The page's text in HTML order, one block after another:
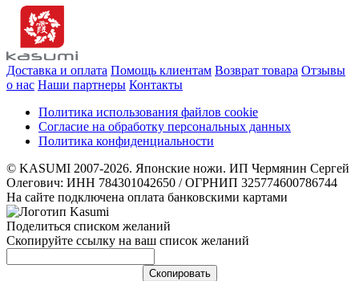
Доставка и оплата Помощь клиентам Возврат товара Отзывы
о нас Наши партнеры Контакты
Политика использования файлов cookie
Согласие на обработку персональных данных
Политика конфиденциальности
© KASUMI 2007-2026. Японские ножи. ИП Чермянин Сергей
Олегович: ИНН 784301042650 / ОГРНИП 325774600786744
На сайте подключена оплата банковскими картами
Поделиться списком желаний
Скопируйте ссылку на ваш список желаний
Cкопировать